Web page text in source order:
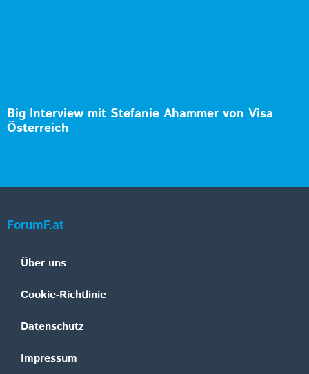
Big Interview mit Stefanie Ahammer von Visa
Österreich
ForumF.at
Über uns
Cookie-Richtlinie
Datenschutz
Impressum